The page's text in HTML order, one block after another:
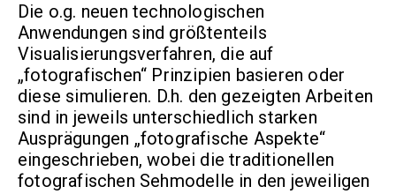
Die o.g. neuen technologischen
Anwendungen sind größtenteils
Visualisierungsverfahren, die auf
„fotografischen“ Prinzipien basieren oder
diese simulieren. D.h. den gezeigten Arbeiten
sind in jeweils unterschiedlich starken
Ausprägungen „fotografische Aspekte“
eingeschrieben, wobei die traditionellen
fotografischen Sehmodelle in den jeweiligen